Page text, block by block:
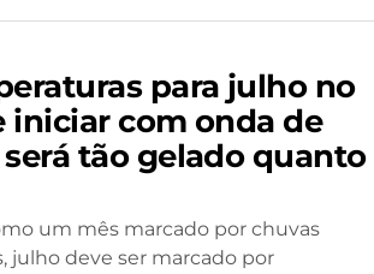
para julho no
iniciar com onda de
tão gelado quanto
um mês marcado por chuvas
julho deve ser marcado por